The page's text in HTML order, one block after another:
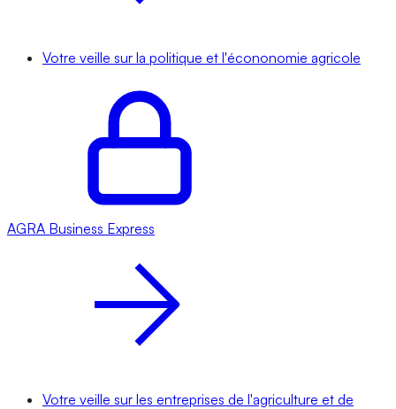
Votre veille sur la politique et l'écononomie agricole
AGRA Business Express
Votre veille sur les entreprises de l'agriculture et de